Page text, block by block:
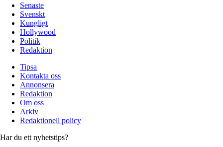
Senaste
Svenskt
Kungligt
Hollywood
Politik
Redaktion
Tipsa
Kontakta oss
Annonsera
Redaktion
Om oss
Arkiv
Redaktionell policy
Har du ett nyhetstips?